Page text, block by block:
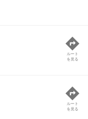
ルート
を見る
ルート
を見る